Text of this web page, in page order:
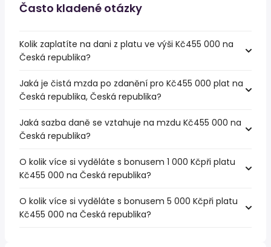
Často kladené otázky
Kolik zaplatíte na dani z platu ve výši Kč455 000 na
Česká republika?
Jaká je čistá mzda po zdanění pro Kč455 000 plat na
Česká republika, Česká republika?
Jaká sazba daně se vztahuje na mzdu Kč455 000 na
Česká republika?
O kolik více si vyděláte s bonusem 1 000 Kčpři platu
Kč455 000 na Česká republika?
O kolik více si vyděláte s bonusem 5 000 Kčpři platu
Kč455 000 na Česká republika?